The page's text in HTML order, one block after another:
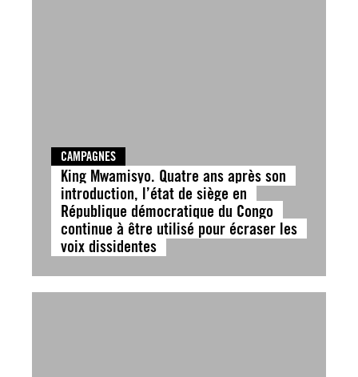
CAMPAGNES
King Mwamisyo. Quatre ans après son
introduction, l’état de siège en
République démocratique du Congo
continue à être utilisé pour écraser les
voix dissidentes